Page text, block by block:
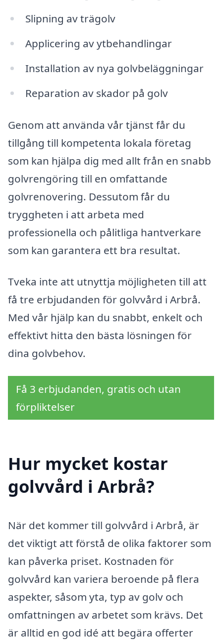
Slipning av trägolv
Applicering av ytbehandlingar
Installation av nya golvbeläggningar
Reparation av skador på golv
Genom att använda vår tjänst får du
tillgång till kompetenta lokala företag
som kan hjälpa dig med allt från en snabb
golvrengöring till en omfattande
golvrenovering. Dessutom får du
tryggheten i att arbeta med
professionella och pålitliga hantverkare
som kan garantera ett bra resultat.
Tveka inte att utnyttja möjligheten till att
få tre erbjudanden för golvvård i Arbrå.
Med vår hjälp kan du snabbt, enkelt och
effektivt hitta den bästa lösningen för
dina golvbehov.
Få 3 erbjudanden, gratis och utan
förpliktelser
Hur mycket kostar
golvvård i Arbrå?
När det kommer till golvvård i Arbrå, är
det viktigt att förstå de olika faktorer som
kan påverka priset. Kostnaden för
golvvård kan variera beroende på flera
aspekter, såsom yta, typ av golv och
omfattningen av arbetet som krävs. Det
är alltid en god idé att begära offerter